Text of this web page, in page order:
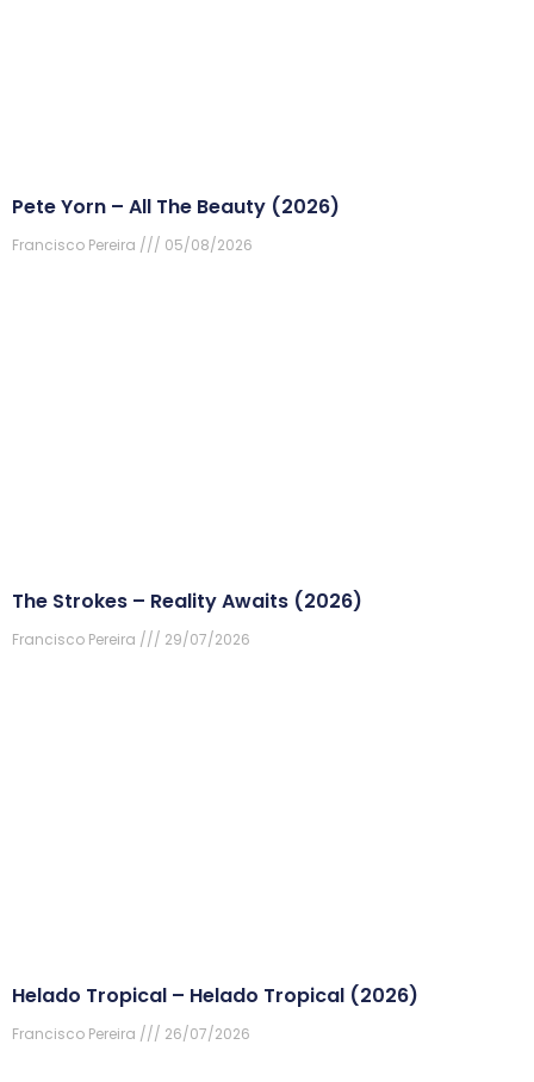
Pete Yorn – All The Beauty (2026)
Francisco Pereira 05/08/2026
The Strokes – Reality Awaits (2026)
Francisco Pereira 29/07/2026
Helado Tropical – Helado Tropical (2026)
Francisco Pereira 26/07/2026